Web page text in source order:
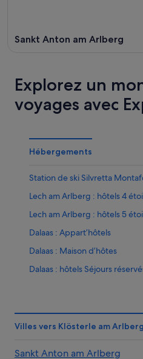
Sankt Anton am Arlberg
Explorez un
voyages avec
Hébergements
Station de ski Silvretta
Lech am Arlberg : hôtels 4
Lech am Arlberg : hôtels 5
Dalaas : Appart’hôtels
Dalaas : Maison d’hôtes
Dalaas : hôtels Séjours
Dalaas : Motels
Villes vers Klösterle am Arlberg
Sankt Anton am Arlberg